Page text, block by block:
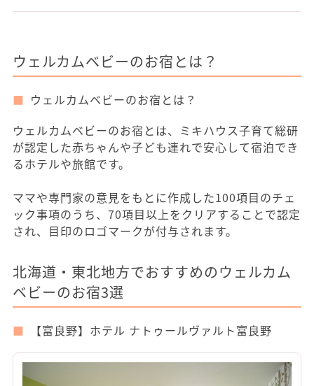
ウェルカムベビーのお宿とは？
ウェルカムベビーのお宿とは？
ウェルカムベビーのお宿とは、ミキハウス子育て総研
が認定した赤ちゃんや子ども連れで安心して宿泊でき
るホテルや旅館です。
ママや専門家の意見をもとに作成した100項目のチェ
ック事項のうち、70項目以上をクリアすることで認定
され、目印のロゴマークが付与されます。
北海道・東北地方でおすすめのウェルカム
ベビーのお宿3選
【富良野】ホテル ナトゥールヴァルト富良野